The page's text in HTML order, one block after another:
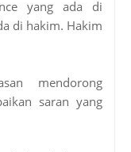
yang ada di
di hakim. Hakim
mendorong
saran yang